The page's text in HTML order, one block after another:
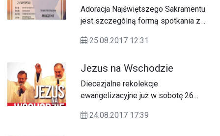
Adoracja Najświętszego Sakramentu
jest szczególną formą spotkania z
św. Jan Paweł II w encyklice Ecclesia
zatrzymać się z Nim i jak umiłowany
Uczeń oprzeć głowę na Jego piersi,
poczuć dotknięcie nieskończoną
25.08.2017 12:31
Jezus na Wschodzie
Diecezjalne rekolekcje
ewangelizacyjne już w sobotę 26
Zamościu.
24.08.2017 17:39